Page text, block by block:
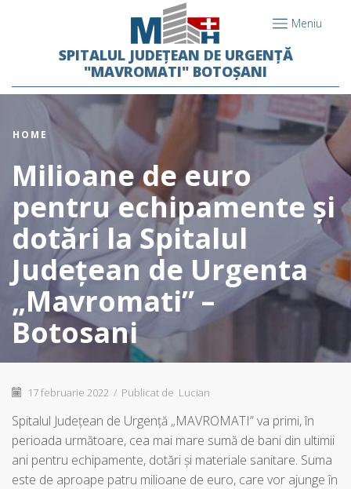
Meniu
SPITALUL JUDEȚEAN DE URGENȚĂ
"MAVROMATI" BOTOȘANI
HOME
Milioane de euro
pentru echipamente şi
dotări la Spitalul
Judeţean de Urgenta
„Mavromati” –
Botosani
17 februarie 2022 / Publicat de Lucian
Spitalul Judeţean de Urgenţă „MAVROMATI” va primi, în
perioada următoare, cea mai mare sumă de bani din ultimii
ani pentru echipamente, dotări şi materiale sanitare. Suma
este de aproape patru milioane de euro, care vor ajunge în